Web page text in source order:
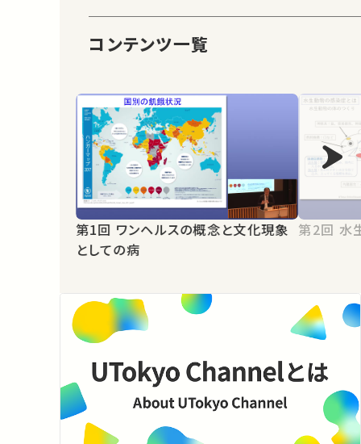
コンテンツ一覧
第1回 ワンヘルスの概念と文化現象
としての病
第2